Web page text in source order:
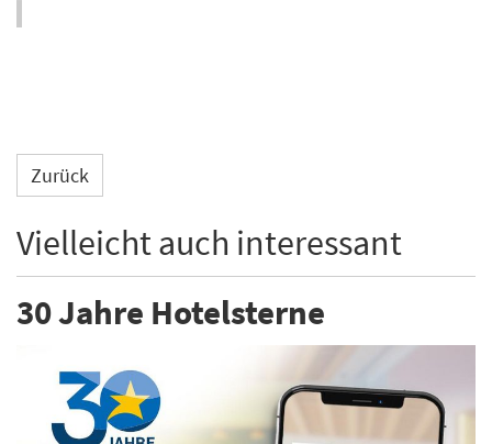
Zurück
Vielleicht auch interessant
30 Jahre Hotelsterne